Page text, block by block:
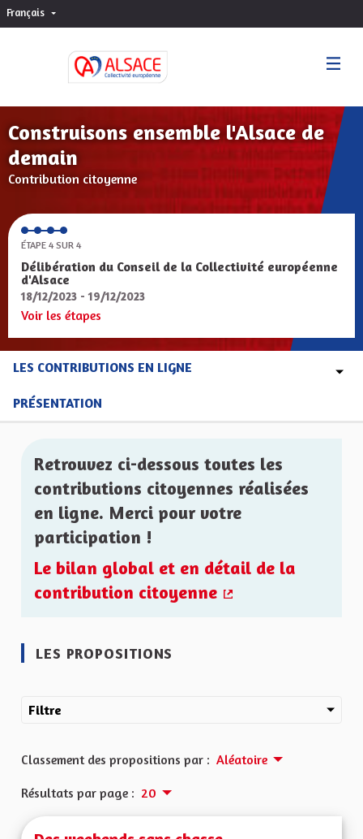
Français Choisir la langue
Construisons ensemble l'Alsace de
demain
Contribution citoyenne
ÉTAPE 4 SUR 4
Délibération du Conseil de la Collectivité européenne
d'Alsace
18/12/2023 - 19/12/2023
Voir les étapes
LES CONTRIBUTIONS EN LIGNE
PRÉSENTATION
Retrouvez ci-dessous toutes les
contributions citoyennes réalisées
en ligne. Merci pour votre
participation !
Le bilan global et en détail de la
contribution citoyenne
LES PROPOSITIONS
Filtre
Classement des propositions par : Aléatoire
Résultats par page : 20